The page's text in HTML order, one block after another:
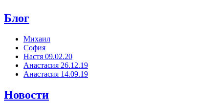
Блог
Михаил
София
Настя 09.02.20
Анастасия 26.12.19
Анастасия 14.09.19
Новости